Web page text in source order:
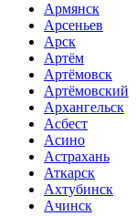
Армянск
Арсеньев
Арск
Артём
Артёмовск
Артёмовский
Архангельск
Асбест
Асино
Астрахань
Аткарск
Ахтубинск
Ачинск